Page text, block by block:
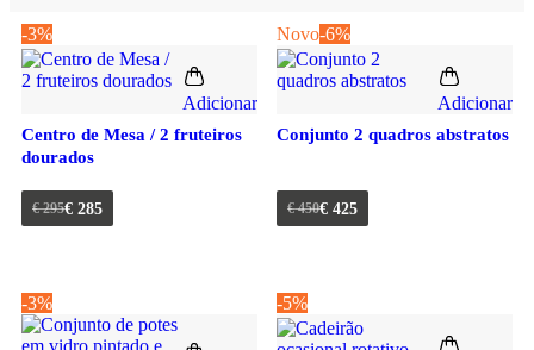
-3%
Adicionar
Centro de Mesa / 2 fruteiros
dourados
€295€ 285
Novo-6%
Adicionar
Conjunto 2 quadros abstratos
€450€ 425
-3% -5%